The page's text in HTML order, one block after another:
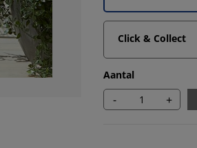
Click & Collect
Aantal
- +